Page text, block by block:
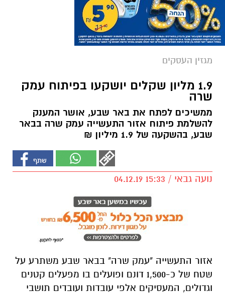
מגזין העסקים
1.9 מליון שקלים יושקעו בפיתוח עמק
שרה
ממשיכים לפתח את באר שבע, אושר המענק
להשלמת פיתוח אזור התעשייה עמק שרה בבאר
שבע, בהשקעה של 1.9 מיליון ₪
נועה גבאי / 15:33 04.12.19
אזור התעשייה "עמק שרה" בבאר שבע משתרע על
שטח של כ-1,500 דונם ופועלים בו מפעלים קטנים
וגדולים, המעסיקים אלפי עובדות ועובדים תושבי